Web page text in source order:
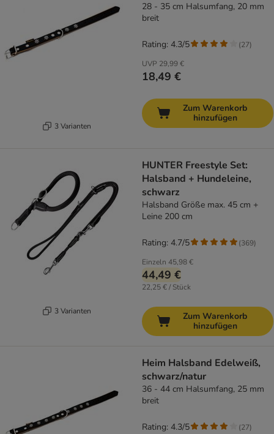
3 Varianten
28 - 35 cm Halsumfang, 20 mm
breit
UVP 29,99 €
18,49 €
Rating: 4.3/5 (27)
Zum Warenkorb
hinzufügen
3 Varianten
HUNTER Freestyle Set:
Halsband + Hundeleine,
schwarz
Halsband Größe max. 45 cm +
Leine 200 cm
Einzeln 45,98 €
44,49 €
22,25 € / Stück
Rating: 4.7/5 (369)
Zum Warenkorb
hinzufügen
Heim Halsband Edelweiß,
schwarz/natur
36 - 44 cm Halsumfang, 25 mm
breit
Rating: 4.3/5 (27)